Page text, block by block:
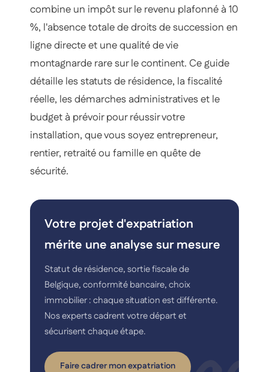
combine un impôt sur le revenu plafonné à 10
%, l'absence totale de droits de succession en
ligne directe et une qualité de vie
montagnarde rare sur le continent. Ce guide
détaille les statuts de résidence, la fiscalité
réelle, les démarches administratives et le
budget à prévoir pour réussir votre
installation, que vous soyez entrepreneur,
rentier, retraité ou famille en quête de
sécurité.
Votre projet d'expatriation
mérite une analyse sur mesure
Statut de résidence, sortie fiscale de
Belgique, conformité bancaire, choix
immobilier : chaque situation est différente.
Nos experts cadrent votre départ et
sécurisent chaque étape.
Faire cadrer mon expatriation